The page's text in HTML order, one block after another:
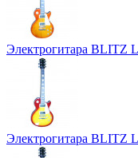
Электрогитара BLITZ
Электрогитара BLITZ